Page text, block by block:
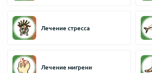
Лечение стресса
Лечение мигрени